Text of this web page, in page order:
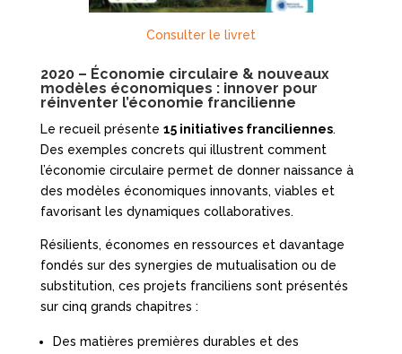
Consulter le livret
2020 – Économie circulaire & nouveaux
modèles économiques : innover pour
réinventer l’économie francilienne
Le recueil présente 15 initiatives franciliennes.
Des exemples concrets qui illustrent comment
l’économie circulaire permet de donner naissance à
des modèles économiques innovants, viables et
favorisant les dynamiques collaboratives.
Résilients, économes en ressources et davantage
fondés sur des synergies de mutualisation ou de
substitution, ces projets franciliens sont présentés
sur cinq grands chapitres :
Des matières premières durables et des